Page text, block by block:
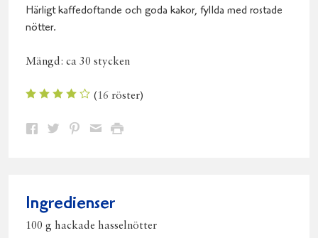
Härligt kaffedoftande och goda kakor, fyllda med rostade
nötter.
Mängd: ca 30 stycken
(16 röster)
Dela Dela Dela DelaSkriv
Ingredienser
100 g hackade hasselnötter